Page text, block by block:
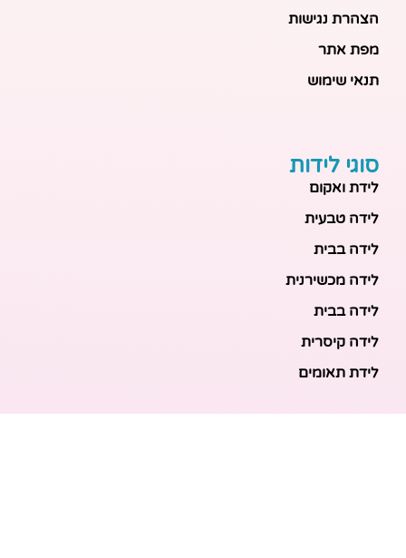
הצהרת נגישות
מפת אתר
תנאי שימוש
סוגי לידות
לידת ואקום
לידה טבעית
לידה בבית
לידה מכשירנית
לידה בבית
לידה קיסרית
לידת תאומים